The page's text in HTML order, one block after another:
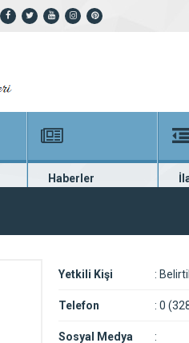
Haberler
En güncel haberler
Yetkili Kişi :
Telefon : 0
Sosyal Medya :